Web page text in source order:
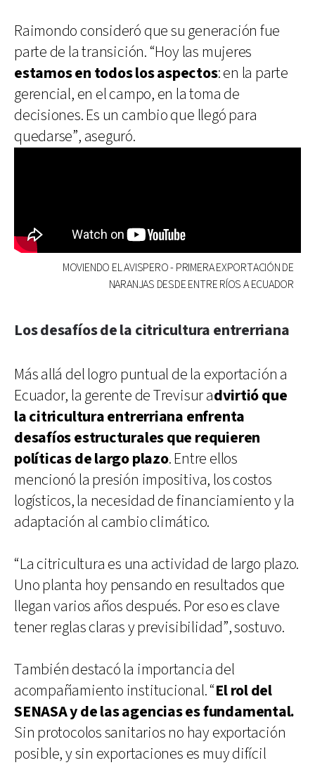
Raimondo consideró que su generación fue
parte de la transición. “Hoy las mujeres
estamos en todos los aspectos: en la parte
gerencial, en el campo, en la toma de
decisiones. Es un cambio que llegó para
quedarse”, aseguró.
MOVIENDO EL AVISPERO - PRIMERA EXPORTACIÓN DE
NARANJAS DESDE ENTRE RÍOS A ECUADOR
Los desafíos de la citricultura entrerriana
Más allá del logro puntual de la exportación a
Ecuador, la gerente de Trevisur advirtió que
la citricultura entrerriana enfrenta
desafíos estructurales que requieren
políticas de largo plazo. Entre ellos
mencionó la presión impositiva, los costos
logísticos, la necesidad de financiamiento y la
adaptación al cambio climático.
“La citricultura es una actividad de largo plazo.
Uno planta hoy pensando en resultados que
llegan varios años después. Por eso es clave
tener reglas claras y previsibilidad”, sostuvo.
También destacó la importancia del
acompañamiento institucional. “El rol del
SENASA y de las agencias es fundamental.
Sin protocolos sanitarios no hay exportación
posible, y sin exportaciones es muy difícil